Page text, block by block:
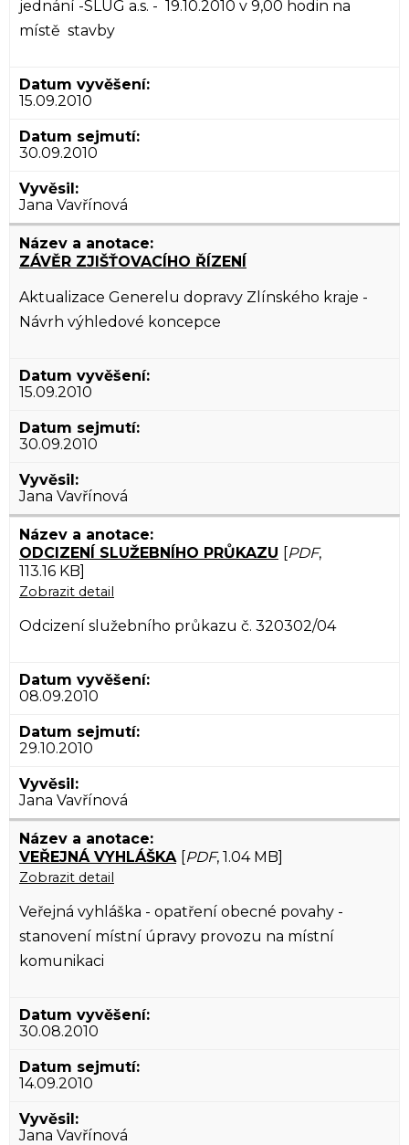
jednání -SLUG a.s. - 19.10.2010 v 9,00 hodin na
místě stavby
15.09.2010
30.09.2010
Jana Vavřínová
ZÁVĚR ZJIŠŤOVACÍHO ŘÍZENÍ
Aktualizace Generelu dopravy Zlínského kraje -
Návrh výhledové koncepce
15.09.2010
30.09.2010
Jana Vavřínová
ODCIZENÍ SLUŽEBNÍHO PRŮKAZU [PDF,
113.16 KB]
Zobrazit detail
Odcizení služebního průkazu č. 320302/04
08.09.2010
29.10.2010
Jana Vavřínová
VEŘEJNÁ VYHLÁŠKA [PDF, 1.04 MB]
Zobrazit detail
Veřejná vyhláška - opatření obecné povahy -
stanovení místní úpravy provozu na místní
komunikaci
30.08.2010
14.09.2010
Jana Vavřínová